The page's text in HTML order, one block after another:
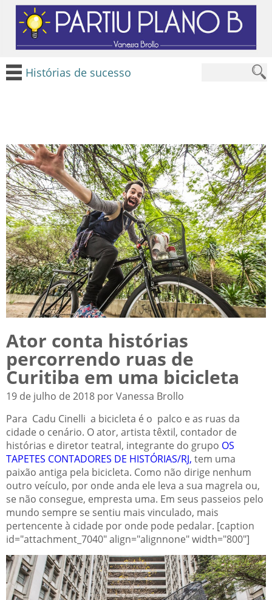
Histórias de sucesso
Ator conta histórias
percorrendo ruas de
Curitiba em uma bicicleta
19 de julho de 2018 por Vanessa Brollo
Para Cadu Cinelli a bicicleta é o palco e as ruas da
cidade o cenário. O ator, artista têxtil, contador de
histórias e diretor teatral, integrante do grupo OS
TAPETES CONTADORES DE HISTÓRIAS/RJ, tem uma
paixão antiga pela bicicleta. Como não dirige nenhum
outro veículo, por onde anda ele leva a sua magrela ou,
se não consegue, empresta uma. Em seus passeios pelo
mundo sempre se sentiu mais vinculado, mais
pertencente à cidade por onde pode pedalar. [caption
id="attachment_7040" align="alignnone" width="800"]